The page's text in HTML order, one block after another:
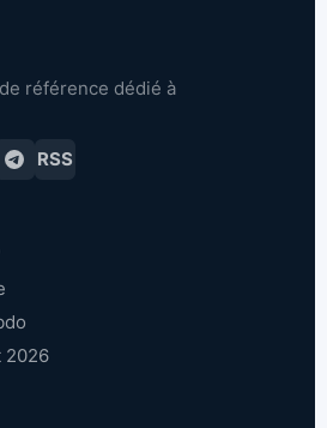
référence dédié à
RSS
2026